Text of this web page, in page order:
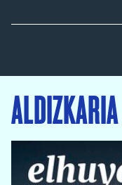
ALDIZKARIA